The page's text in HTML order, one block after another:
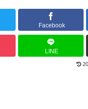
Facebook
LINE